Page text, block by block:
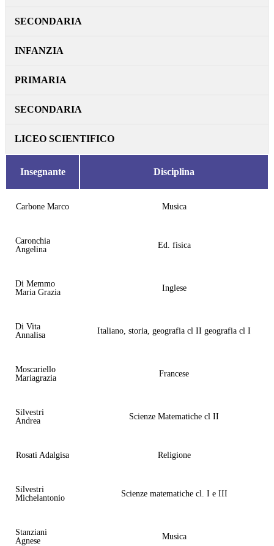
SECONDARIA
INFANZIA
PRIMARIA
SECONDARIA
LICEO SCIENTIFICO
Insegnante Disciplina
Carbone Marco Musica
Caronchia
Angelina
Ed. fisica
Di Memmo
Maria Grazia
Inglese
Di Vita
Annalisa
Italiano, storia, geografia cl II geografia cl I
Moscariello
Mariagrazia
Francese
Silvestri
Andrea
Scienze Matematiche cl II
Rosati Adalgisa Religione
Silvestri
Michelantonio
Scienze matematiche cl. I e III
Stanziani
Agnese
Musica